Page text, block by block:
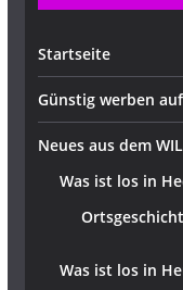
Startseite
Günstig werben
Neues aus dem
Was ist los in
Was ist los in